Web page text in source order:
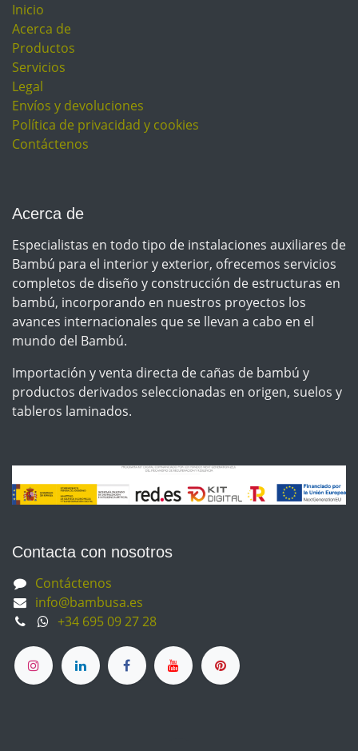
Inicio
Acerca de
Productos
Servicios
Legal
Envíos y devoluciones
Política de privacidad y cookies
Contáctenos
Acerca de
Especialistas en todo tipo de instalaciones auxiliares de
Bambú para el interior y exterior, ofrecemos servicios
completos de diseño y construcción de estructuras en
bambú, incorporando en nuestros proyectos los
avances internacionales que se llevan a cabo en el
mundo del Bambú.
Importación y venta directa de cañas de bambú y
productos derivados seleccionadas en origen, suelos y
tableros laminados.
Contacta con nosotros
Contáctenos
info@bambusa.es
+34 695 09 27 28